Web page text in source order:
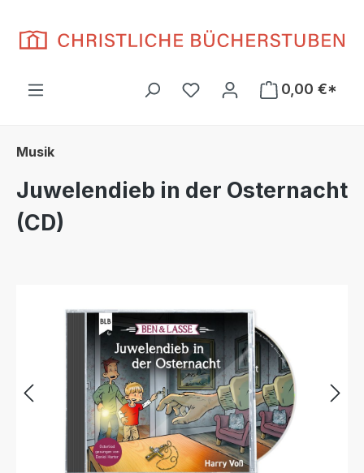
Du hast 0 Produkte auf
0,00 €*
Musik
Juwelendieb in der Osternacht
(CD)